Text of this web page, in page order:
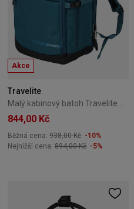
Akce
Travelite
844,00 Kč
Běžná cena: 938,00 Kč -10%
Nejnižší cena: 894,00 Kč -5%